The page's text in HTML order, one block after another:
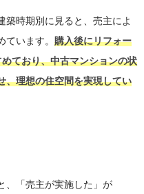
築時期別に見ると、売主によ
います。 購入後にリフォー
ており、中古マンションの状
、理想の住空間を実現してい
、「売主が実施した」が